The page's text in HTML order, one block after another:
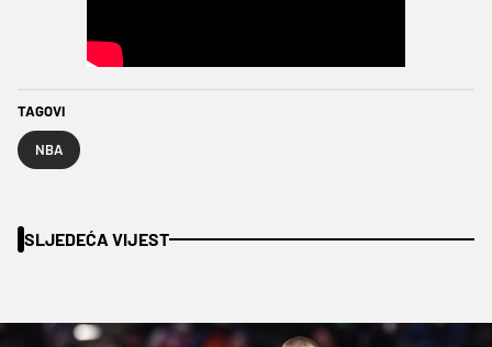
TAGOVI
NBA
SLJEDEĆA VIJEST